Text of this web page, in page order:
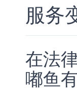
服务
在法
嘟鱼